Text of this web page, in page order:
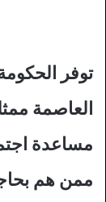
توفر
العاصمة
مساعدة
ممن هم